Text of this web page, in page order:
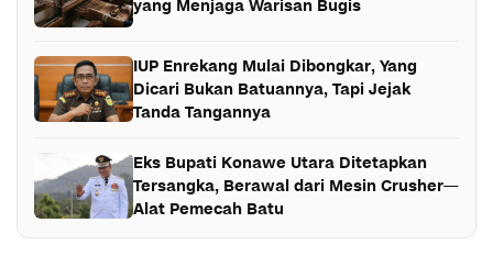
yang Menjaga Warisan Bugis
IUP Enrekang Mulai Dibongkar, Yang
Dicari Bukan Batuannya, Tapi Jejak
Tanda Tangannya
Eks Bupati Konawe Utara Ditetapkan
Tersangka, Berawal dari Mesin Crusher—
Alat Pemecah Batu